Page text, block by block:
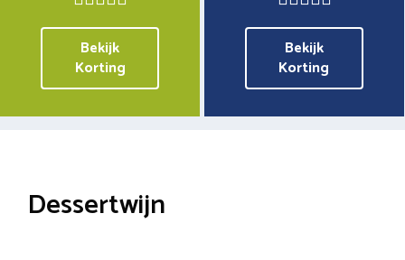
Bekijk
Korting
Bekijk
Korting
Dessertwijn